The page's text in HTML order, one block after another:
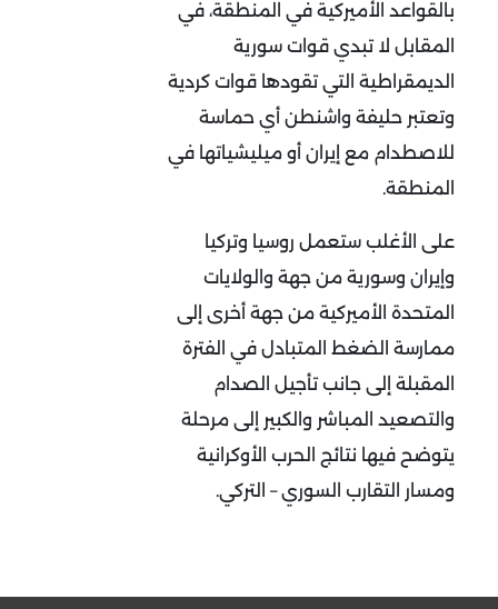
بالقواعد الأميركية في المنطقة، في
المقابل لا تبدي قوات سورية
الديمقراطية التي تقودها قوات كردية
وتعتبر حليفة واشنطن أي حماسة
للاصطدام مع إيران أو ميليشياتها في
المنطقة.
على الأغلب ستعمل روسيا وتركيا
وإيران وسورية من جهة والولايات
المتحدة الأميركية من جهة أخرى إلى
ممارسة الضغط المتبادل في الفترة
المقبلة إلى جانب تأجيل الصدام
والتصعيد المباشر والكبير إلى مرحلة
يتوضح فيها نتائج الحرب الأوكرانية
ومسار التقارب السوري – التركي.